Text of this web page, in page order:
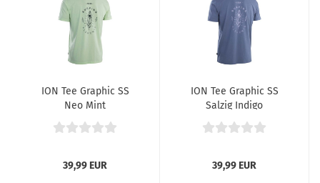
ION Tee Graphic SS
Neo Mint
39,99 EUR
ION Tee Graphic SS
Salzig Indigo
39,99 EUR